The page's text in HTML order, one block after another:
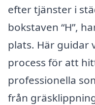
efter tjänster i
bokstaven “H”,
plats. Här guidar
process för att
professionella
från